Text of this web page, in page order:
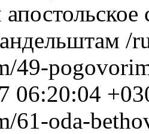
/
49-
06:20:04
61-oda-